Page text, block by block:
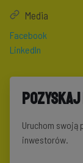
Uruchom
inwestorów.
Media
Facebook
LinkedIn